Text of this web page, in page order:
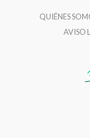
QUIÉNES
AVISO